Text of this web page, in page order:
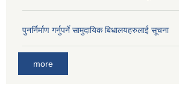
पुनर्निर्माण गर्नुपर्ने सामुदायिक बिधालयहरुलाई सूचना
more